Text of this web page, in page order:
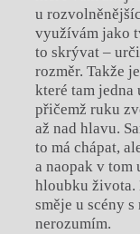
u
využívám jako
to skrývat –
rozměr. Takže
které tam jedna
přičemž ruku
až nad hlavu.
to má chápat,
a naopak v tom
hloubku života.
směje u scény
nerozumím.